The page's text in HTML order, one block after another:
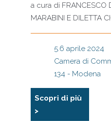
a cura di FRANCESCO
MARABINI E DILETTA
5.6 aprile 2024
Camera di
134 - Modena
Scopri di più
>